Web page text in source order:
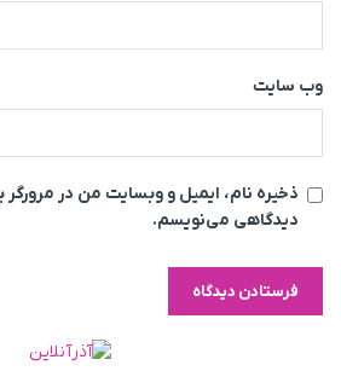
وب‌ سایت
ذخیره نام، ایمیل و وبسایت من در مرورگر
دیدگاهی می‌نویسم.